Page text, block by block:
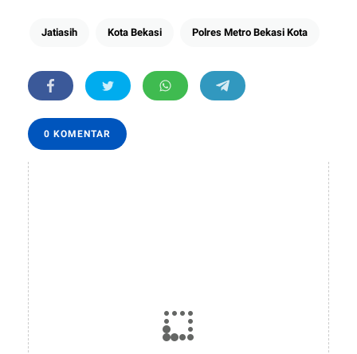
Jatiasih Kota Bekasi Polres Metro Bekasi Kota
0 KOMENTAR